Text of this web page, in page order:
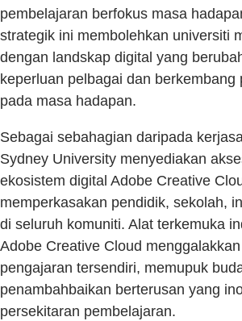
pembelajaran berfokus masa
strategik ini membolehkan universiti
dengan landskap digital yang
keperluan pelbagai dan berkembang
pada masa hadapan.
Sebagai sebahagian daripada
Sydney University menyediakan
ekosistem digital Adobe Creative
memperkasakan pendidik, sekolah,
di seluruh komuniti. Alat terkemuka
Adobe Creative Cloud
pengajaran tersendiri, memupuk
penambahbaikan berterusan yang
persekitaran pembelajaran.